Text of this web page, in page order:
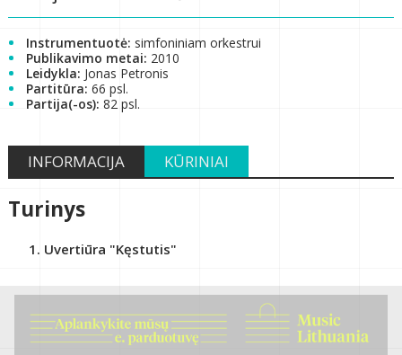
Instrumentuotė: simfoniniam orkestrui
Publikavimo metai: 2010
Leidykla: Jonas Petronis
Partitūra: 66 psl.
Partija(-os): 82 psl.
INFORMACIJA KŪRINIAI
Turinys
Uvertiūra "Kęstutis"